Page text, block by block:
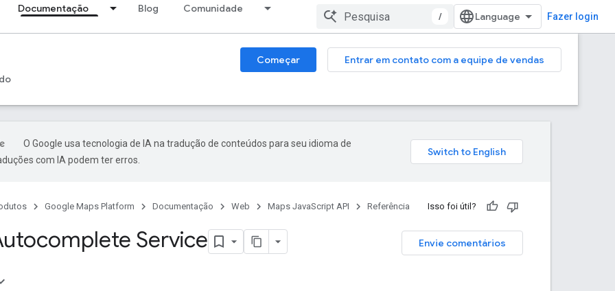
Documentação Blog Comunidade
/ Fazer login
Começar
Entrar em contato com a equipe de vendas
O Google usa tecnologia de IA na tradução de conteúdos para seu idioma de
com IA podem ter erros.
Google Maps Platform Documentação Web Maps JavaScript API Referência Isso foi útil?
Envie comentários
Service